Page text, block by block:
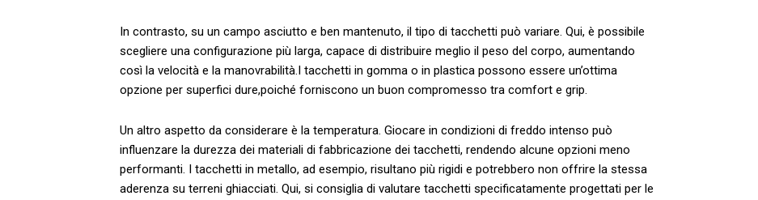
In contrasto, su ‌un campo asciutto e ben mantenuto, il‍ tipo di ⁣tacchetti può variare.​ Qui, è possibile
scegliere una configurazione più larga, capace ⁢di distribuire​ meglio​ il peso del corpo, aumentando
così la velocità e la manovrabilità.I ⁣tacchetti ⁤in gomma ‍o in plastica possono essere un’ottima
opzione per superfici dure,poiché forniscono un buon compromesso ⁢tra⁣ comfort‌ e grip.
Un altro aspetto da considerare​ è la temperatura. Giocare in condizioni di freddo intenso può
‍influenzare la durezza dei materiali di fabbricazione dei tacchetti, rendendo​ alcune opzioni meno
performanti. I tacchetti ‌in metallo, ad esempio, ⁣risultano più rigidi e⁢ potrebbero non offrire la stessa
aderenza​ su terreni​ ghiacciati. Qui, si consiglia di valutare ​tacchetti specificatamente progettati per le